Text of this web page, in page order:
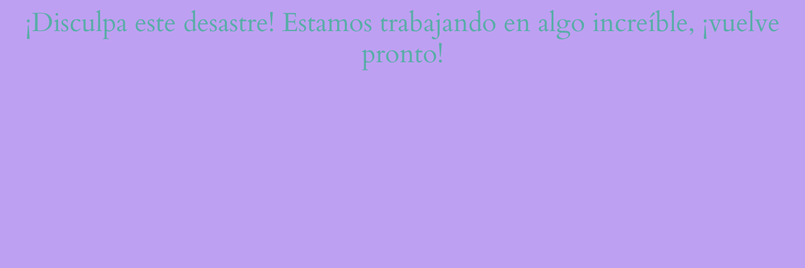
¡Disculpa este desastre! Estamos trabajando en algo increíble, ¡vuelve
pronto!